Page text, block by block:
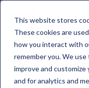
This website stores
These cookies are
how you interact with
remember you. We
improve and
and for analytics and
TJÄNSTER
HUBSPOT